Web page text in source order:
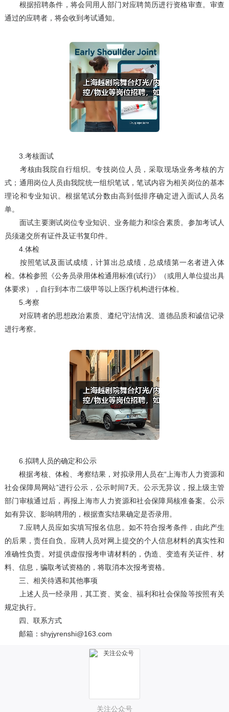
根据招聘条件，将会同用人部门对应聘简历进行资格审查。审查
通过的应聘者，将会收到考试通知。
3.考核面试
考核由我院自行组织。专技岗位人员，采取现场业务考核的方
式；通用岗位人员由我院统一组织笔试，笔试内容为相关岗位的基本
理论和专业知识。根据笔试分数由高到低排序确定进入面试人员名
单。
面试主要测试岗位专业知识、业务能力和综合素质。参加考试人
员须递交所有证件及证书复印件。
4.体检
按照笔试及面试成绩，计算出总成绩，总成绩第一名者进入体
检。体检参照《公务员录用体检通用标准(试行)》（或用人单位提出具
体要求），自行到本市二级甲等以上医疗机构进行体检。
5.考察
对应聘者的思想政治素质、遵纪守法情况、道德品质和诚信记录
进行考察。
6.拟聘人员的确定和公示
根据考核、体检、考察结果，对拟录用人员在“上海市人力资源和
社会保障局网站”进行公示，公示时间7天。公示无异议，报上级主管
部门审核通过后，再报上海市人力资源和社会保障局核准备案。公示
如有异议、影响聘用的，根据查实结果确定是否录用。
7.应聘人员应如实填写报名信息。如不符合报考条件，由此产生
的后果，责任自负。应聘人员对网上提交的个人信息材料的真实性和
准确性负责。对提供虚假报考申请材料的，伪造、变造有关证件、材
料、信息，骗取考试资格的，将取消本次报考资格。
三、相关待遇和其他事项
上述人员一经录用，其工资、奖金、福利和社会保险等按照有关
规定执行。
四、联系方式
邮箱：shyjyrenshi@163.com
关注公众号